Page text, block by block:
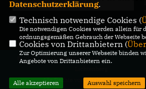
@2026 CDU-Fraktion in der BVV
Alle Rechte vorbehalten.
Datenschutzerklärung.
Technisch notwendige Cookies (
Die notwendigen Cookies werden allein für
ordnungsgemäßen Gebrauch der Webseite
Cookies von Drittanbietern (
Zur Optimierung unserer Webseite binden
Angebote von Drittanbietern ein.
Alle akzeptieren Auswahl speichern